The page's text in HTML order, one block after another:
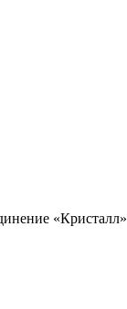
«Кристалл»